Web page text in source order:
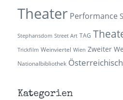
Theater Performance
Stephansdom Street Art TAG
Trickfilm Weinviertel Wien Zweiter
Nationalbibliothek
Kategorien